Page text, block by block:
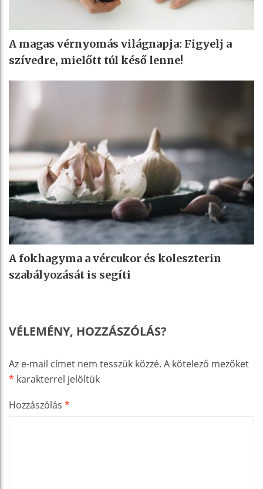
A magas vérnyomás világnapja: Figyelj a
szívedre, mielőtt túl késő lenne!
A fokhagyma a vércukor és koleszterin
szabályozását is segíti
VÉLEMÉNY, HOZZÁSZÓLÁS?
Az e-mail címet nem tesszük közzé. A kötelező mezőket
* karakterrel jelöltük
Hozzászólás *